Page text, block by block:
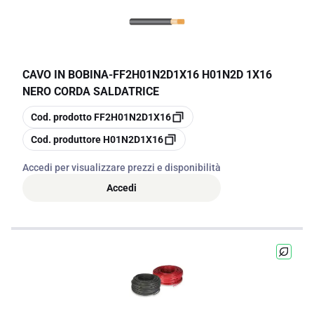
CAVO IN BOBINA-FF2H01N2D1X16 H01N2D 1X16
NERO CORDA SALDATRICE
copia
Cod. prodottoFF2H01N2D1X16
copia
Cod. produttoreH01N2D1X16
Accedi per visualizzare prezzi e disponibilità
Accedi